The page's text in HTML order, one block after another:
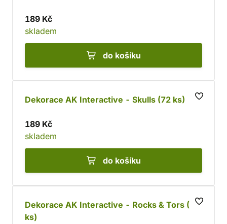
189 Kč
skladem
do košíku
Dekorace AK Interactive - Skulls (72 ks)
189 Kč
skladem
do košíku
Dekorace AK Interactive - Rocks & Tors (12
ks)